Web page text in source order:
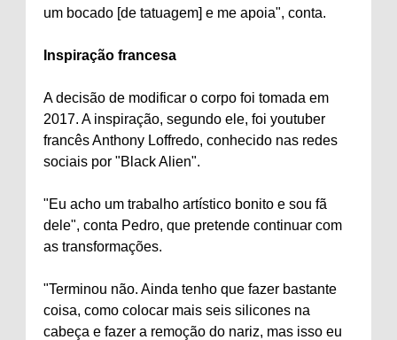
um bocado [de tatuagem] e me apoia", conta.
Inspiração francesa
A decisão de modificar o corpo foi tomada em
2017. A inspiração, segundo ele, foi youtuber
francês Anthony Loffredo, conhecido nas redes
sociais por "Black Alien".
"Eu acho um trabalho artístico bonito e sou fã
dele", conta Pedro, que pretende continuar com
as transformações.
"Terminou não. Ainda tenho que fazer bastante
coisa, como colocar mais seis silicones na
cabeça e fazer a remoção do nariz, mas isso eu